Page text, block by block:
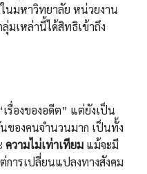
นมหาวิทยาลัย หน่วยงาน
มเหล่านี้ได้สิทธิเข้าถึง
รื่องของอดีต” แต่ยังเป็น
ของคนจำนวนมาก เป็นทั้ง
ความไม่เท่าเทียม แม้จะมี
ารเปลี่ยนแปลงทางสังคม